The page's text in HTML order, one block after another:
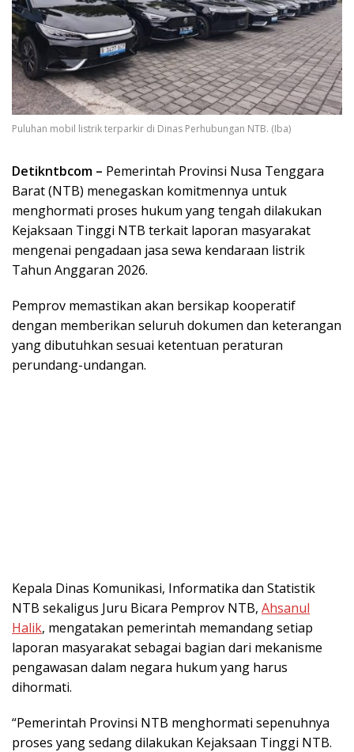
Puluhan mobil listrik terparkir di Dinas Perhubungan NTB. (Iba)
Detikntbcom – Pemerintah Provinsi Nusa Tenggara
Barat (NTB) menegaskan komitmennya untuk
menghormati proses hukum yang tengah dilakukan
Kejaksaan Tinggi NTB terkait laporan masyarakat
mengenai pengadaan jasa sewa kendaraan listrik
Tahun Anggaran 2026.
Pemprov memastikan akan bersikap kooperatif
dengan memberikan seluruh dokumen dan keterangan
yang dibutuhkan sesuai ketentuan peraturan
perundang-undangan.
Kepala Dinas Komunikasi, Informatika dan Statistik
NTB sekaligus Juru Bicara Pemprov NTB, Ahsanul
Halik, mengatakan pemerintah memandang setiap
laporan masyarakat sebagai bagian dari mekanisme
pengawasan dalam negara hukum yang harus
dihormati.
“Pemerintah Provinsi NTB menghormati sepenuhnya
proses yang sedang dilakukan Kejaksaan Tinggi NTB.